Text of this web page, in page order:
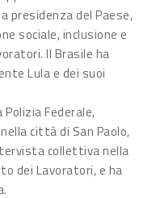
presidenza del Paese,
sociale, inclusione e
Il Brasile ha
Lula e dei suoi
Federale,
città di San Paolo,
collettiva nella
dei Lavoratori, e ha